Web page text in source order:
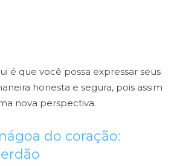
é que você possa expressar seus
honesta e segura, pois assim
nova perspectiva.
do coração: